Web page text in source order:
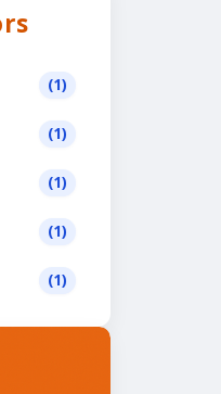
(1)
(1)
(1)
(1)
(1)